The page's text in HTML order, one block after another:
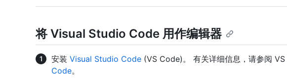
将 Visual Studio Code 用作编辑器
安装 Visual Studio Code (VS Code)。 有关详细信息，请参阅
Code。